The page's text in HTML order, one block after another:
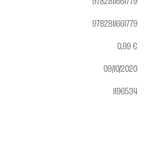
9782811661779
0,99 €
09/10/2020
1196534